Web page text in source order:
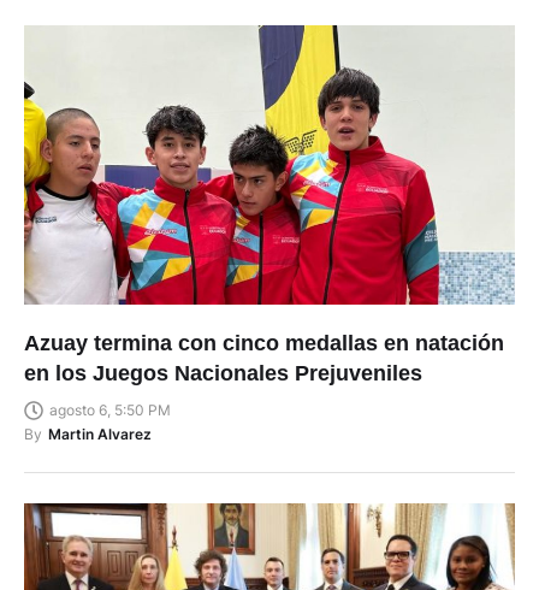
Azuay termina con cinco medallas en natación
en los Juegos Nacionales Prejuveniles
agosto 6, 5:50 PM
By Martin Alvarez